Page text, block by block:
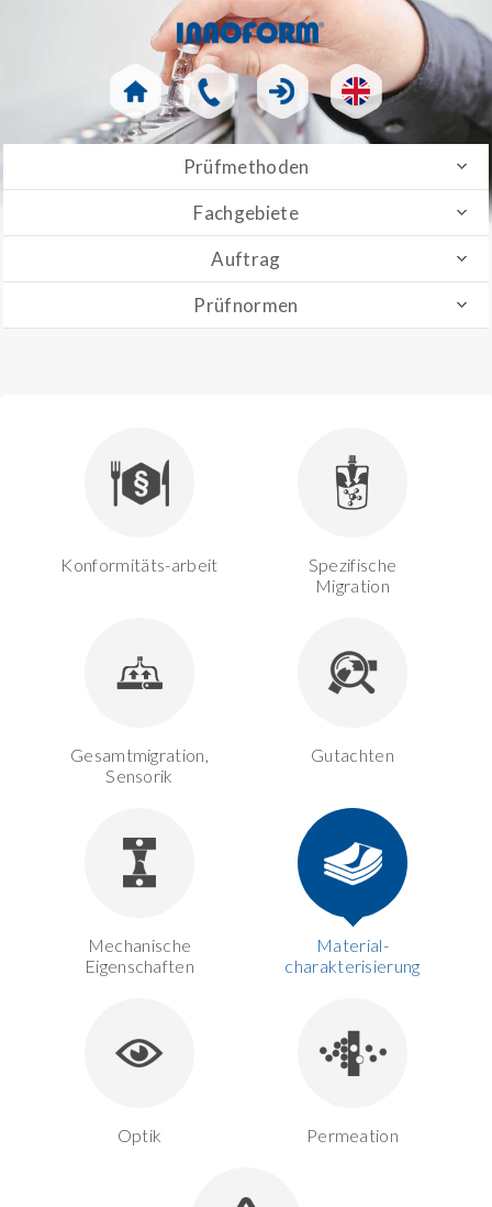
Prüfmethoden
Fachgebiete
Auftrag
Prüfnormen
Konformitäts-arbeit
Spezifische
Migration
Gesamtmigration,
Sensorik
Gutachten
Mechanische
Eigenschaften
Material-
charakterisierung
Optik Permeation